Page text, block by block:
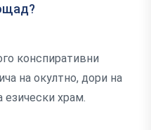
конспиративни
на окултно, дори на
езически храм.